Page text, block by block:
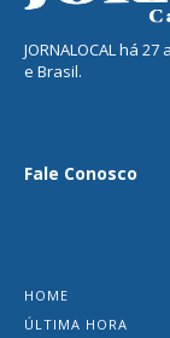
JORNALOCAL há
e Brasil.
Fale Conosco
HOME
ÚLTIMA HORA